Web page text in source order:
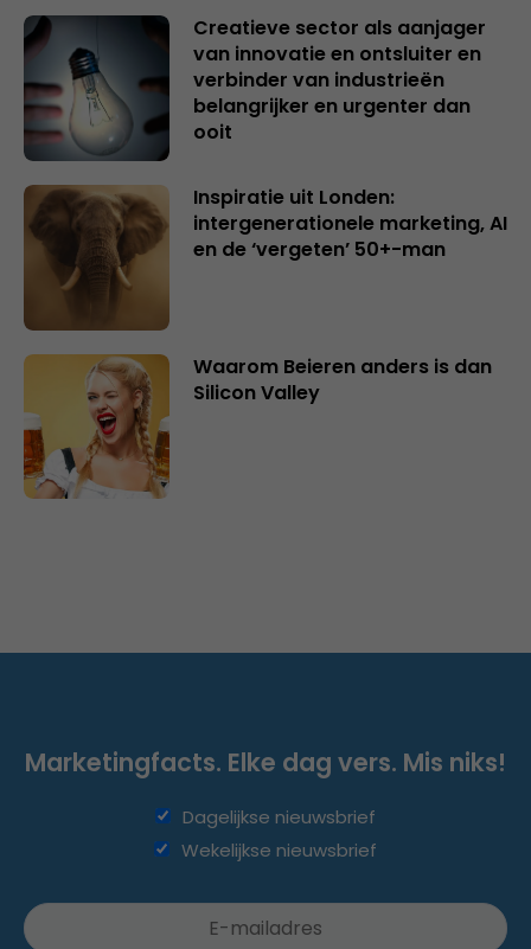
Creatieve sector als aanjager
van innovatie en ontsluiter en
verbinder van industrieën
belangrijker en urgenter dan
ooit
Inspiratie uit Londen:
intergenerationele marketing, AI
en de ‘vergeten’ 50+-man
Waarom Beieren anders is dan
Silicon Valley
Marketingfacts. Elke dag vers. Mis niks!
Dagelijkse nieuwsbrief
Wekelijkse nieuwsbrief